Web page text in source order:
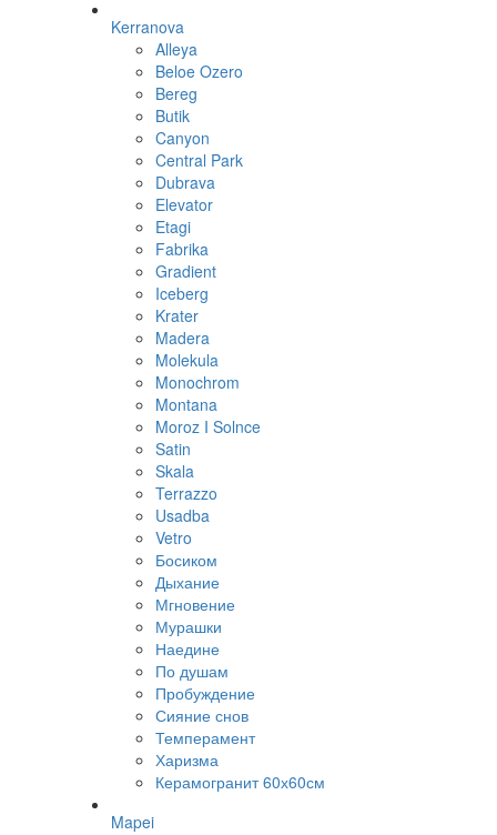
Kerranova
Alleya
Beloe Ozero
Bereg
Butik
Canyon
Central Park
Dubrava
Elevator
Etagi
Fabrika
Gradient
Iceberg
Krater
Madera
Molekula
Monochrom
Montana
Moroz I Solnce
Satin
Skala
Terrazzo
Usadba
Vetro
Босиком
Дыхание
Мгновение
Мурашки
Наедине
По душам
Пробуждение
Сияние снов
Темперамент
Харизма
Керамогранит 60х60см
Mapei